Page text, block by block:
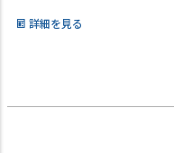
詳細を見る